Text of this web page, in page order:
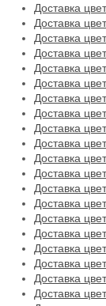
Доставка
Доставка
Доставка
Доставка
Доставка
Доставка
Доставка
Доставка
Доставка
Доставка
Доставка
Доставка
Доставка
Доставка
Доставка
Доставка
Доставка
Доставка
Доставка
Доставка